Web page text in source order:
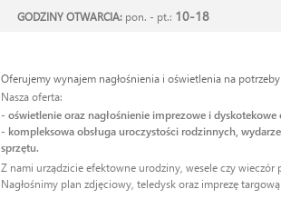
GODZINY OTWARCIA: pon. - pt.: 10-18
Oferujemy wynajem nagłośnienia i oświetlenia na
Nasza oferta:
- oświetlenie oraz nagłośnienie imprezowe i
- kompleksowa obsługa uroczystości rodzinnych,
sprzętu.
Z nami urządzicie efektowne urodziny, wesele czy
Nagłośnimy plan zdjęciowy, teledysk oraz imprezę